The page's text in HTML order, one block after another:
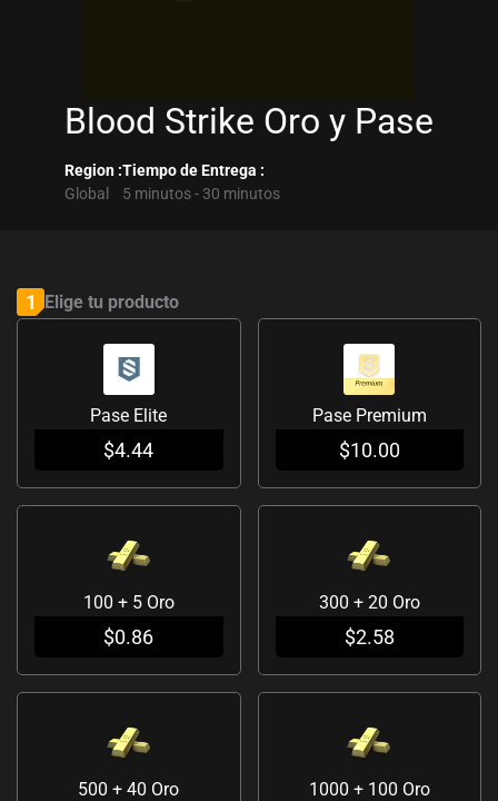
Blood Strike Oro y Pase
Region :
Global
Tiempo de Entrega :
5 minutos - 30 minutos
1 Elige tu producto
Pase Elite
$4.44
Pase Premium
$10.00
100 + 5 Oro
$0.86
300 + 20 Oro
$2.58
500 + 40 Oro 1000 + 100 Oro
Strike
Oro
cantidad